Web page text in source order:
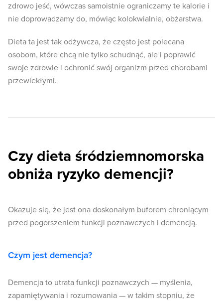
zdrowo jeść, wówczas samoistnie ograniczamy te kalorie i
nie doprowadzamy do, mówiąc kolokwialnie, obżarstwa.
Dieta ta jest tak odżywcza, że często jest polecana
osobom, które chcą nie tylko schudnąć, ale i poprawić
swoje zdrowie i ochronić swój organizm przed chorobami
przewlekłymi.
Czy dieta śródziemnomorska
obniża ryzyko demencji?
Okazuje się, że jest ona doskonałym buforem chroniącym
przed pogorszeniem funkcji poznawczych i demencją.
Czym jest demencja?
Demencja to utrata funkcji poznawczych — myślenia,
zapamiętywania i rozumowania — w takim stopniu, że